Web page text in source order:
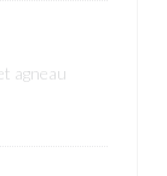
agneau